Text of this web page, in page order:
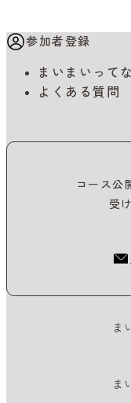
参加者登録
まいまいって
よくある質問
コース公
受
ま
ま